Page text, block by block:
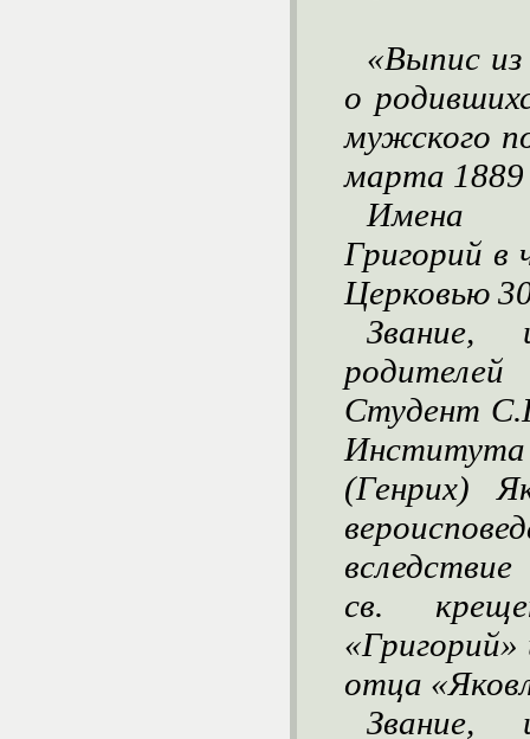
«Выпис из
о
мужского
марта 1889
Имена
Григорий в
Церковью
Студент
(Генрих)
св.
отца